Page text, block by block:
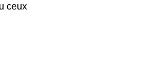
ceux